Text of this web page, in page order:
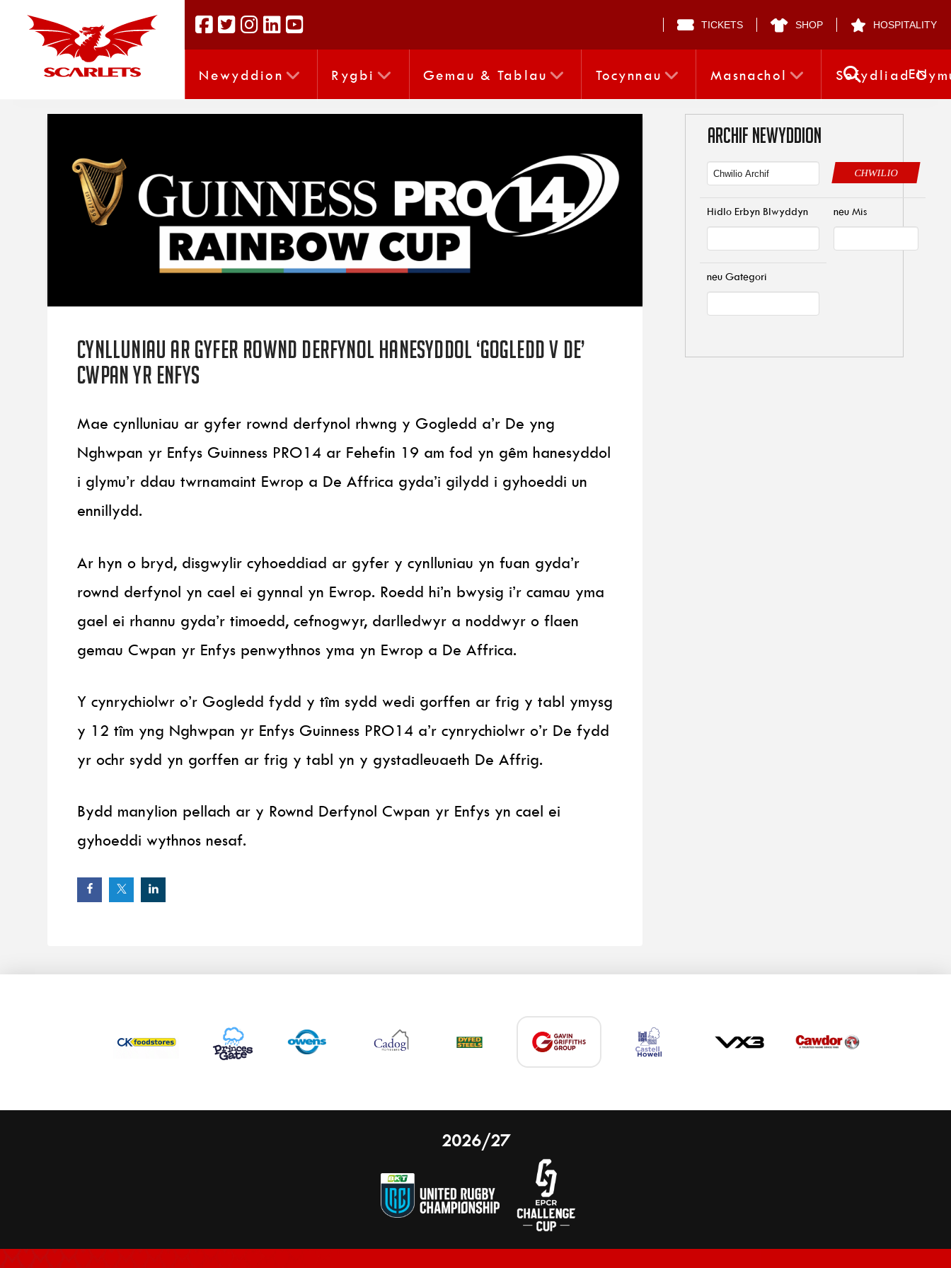
TICKETS SHOP HOSPITALITY
Newyddion Rygbi Gemau & Tablau Tocynnau Masnachol SefydliadEN
Cynlluniau ar gyfer Rownd Derfynol Hanesyddol ‘Gogledd v De’
Cwpan yr Enfys
Mae cynlluniau ar gyfer rownd derfynol rhwng y Gogledd a’r De yng
Nghwpan yr Enfys Guinness PRO14 ar Fehefin 19 am fod yn gêm hanesyddol
i glymu’r ddau twrnamaint Ewrop a De Affrica gyda’i gilydd i gyhoeddi un
ennillydd.
Ar hyn o bryd, disgwylir cyhoeddiad ar gyfer y cynlluniau yn fuan gyda’r
rownd derfynol yn cael ei gynnal yn Ewrop. Roedd hi’n bwysig i’r camau yma
gael ei rhannu gyda’r timoedd, cefnogwyr, darlledwyr a noddwyr o flaen
gemau Cwpan yr Enfys penwythnos yma yn Ewrop a De Affrica.
Y cynrychiolwr o’r Gogledd fydd y tîm sydd wedi gorffen ar frig y tabl ymysg
y 12 tîm yng Nghwpan yr Enfys Guinness PRO14 a’r cynrychiolwr o’r De fydd
yr ochr sydd yn gorffen ar frig y tabl yn y gystadleuaeth De Affrig.
Bydd manylion pellach ar y Rownd Derfynol Cwpan yr Enfys yn cael ei
gyhoeddi wythnos nesaf.
ARCHIF NEWYDDION
CHWILIO
Hidlo Erbyn Blwyddyn neu Mis
neu Gategori
2026/27